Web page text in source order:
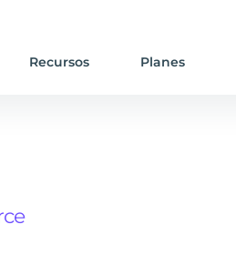
Recursos Planes